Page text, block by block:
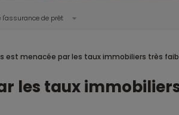
l'assurance de prêt
est menacée par les taux immobiliers très
les taux